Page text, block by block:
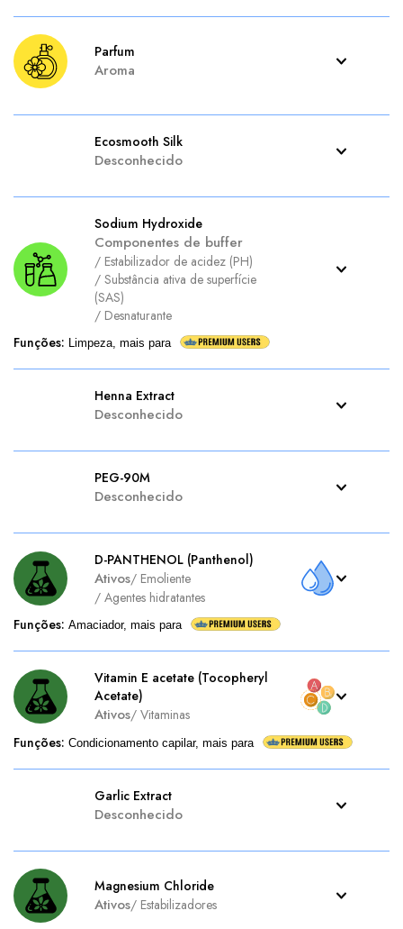
Parfum
Aroma
Ecosmooth Silk
Desconhecido
Sodium Hydroxide
Componentes de buffer
/ Estabilizador de acidez (PH)
/ Substância ativa de superfície
(SAS)
/ Desnaturante
Funções: Limpeza, mais para
Henna Extract
Desconhecido
PEG-90M
Desconhecido
D-PANTHENOL (Panthenol)
Ativos/ Emoliente
/ Agentes hidratantes
Funções: Amaciador, mais para
Vitamin E acetate (Tocopheryl
Acetate)
Ativos/ Vitaminas
Funções: Condicionamento capilar, mais para
Garlic Extract
Desconhecido
Magnesium Chloride
Ativos/ Estabilizadores